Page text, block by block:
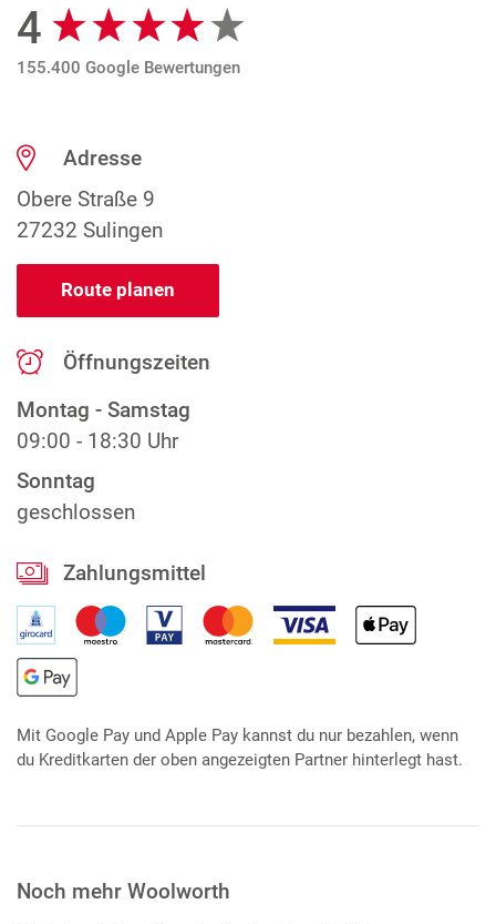
Google Bewertungen
4
155.400 Google Bewertungen
Adresse
Obere Straße 9
27232 Sulingen
Route planen
Öffnungszeiten
Montag - Samstag
09:00 - 18:30 Uhr
Sonntag
geschlossen
Zahlungsmittel
Mit Google Pay und Apple Pay kannst du nur bezahlen, wenn
du Kreditkarten der oben angezeigten Partner hinterlegt hast.
Noch mehr Woolworth